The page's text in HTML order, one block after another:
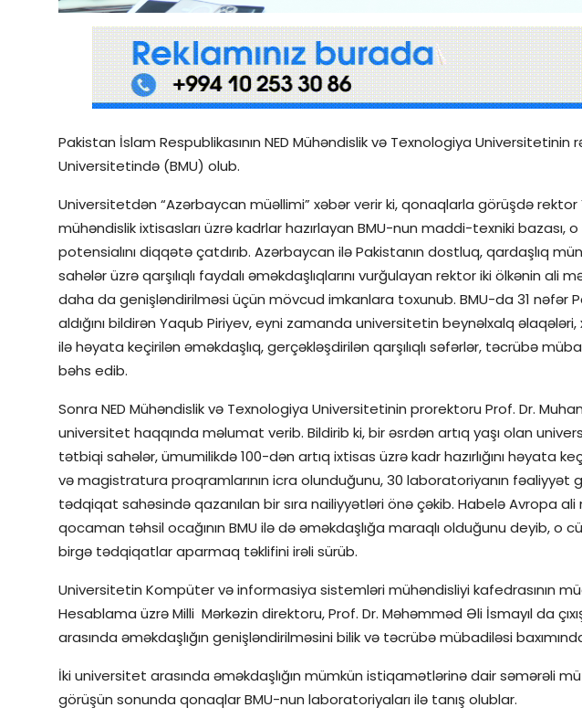
Pakistan İslam Respublikasının NED Mühəndislik və Texnologiya Universitetinin
Universitetində (BMU) olub.
Universitetdən “Azərbaycan müəllimi” xəbər verir ki, qonaqlarla görüşdə rektor
mühəndislik ixtisasları üzrə kadrlar hazırlayan BMU-nun maddi-texniki bazası,
potensialını diqqətə çatdırıb. Azərbaycan ilə Pakistanın dostluq, qardaşlıq
sahələr üzrə qarşılıqlı faydalı əməkdaşlıqlarını vurğulayan rektor iki ölkənin ali
daha da genişləndirilməsi üçün mövcud imkanlara toxunub. BMU-da 31 nəfər
aldığını bildirən Yaqub Piriyev, eyni zamanda universitetin beynəlxalq
ilə həyata keçirilən əməkdaşlıq, gerçəkləşdirilən qarşılıqlı səfərlər, təcrübə
bəhs edib.
Sonra NED Mühəndislik və Texnologiya Universitetinin prorektoru Prof. Dr.
universitet haqqında məlumat verib. Bildirib ki, bir əsrdən artıq yaşı olan
tətbiqi sahələr, ümumilikdə 100-dən artıq ixtisas üzrə kadr hazırlığını həyata
və magistratura proqramlarının icra olunduğunu, 30 laboratoriyanın fəaliyyət
tədqiqat sahəsində qazanılan bir sıra nailiyyətləri önə çəkib. Habelə Avropa
qocaman təhsil ocağının BMU ilə də əməkdaşlığa maraqlı olduğunu deyib, o
birgə tədqiqatlar aparmaq təklifini irəli sürüb.
Universitetin Kompüter və informasiya sistemləri mühəndisliyi kafedrasının
Hesablama üzrə Milli Mərkəzin direktoru, Prof. Dr. Məhəmməd Əli İsmayıl da
arasında əməkdaşlığın genişləndirilməsini bilik və təcrübə mübadiləsi
İki universitet arasında əməkdaşlığın mümkün istiqamətlərinə dair səmərəli
görüşün sonunda qonaqlar BMU-nun laboratoriyaları ilə tanış olublar.